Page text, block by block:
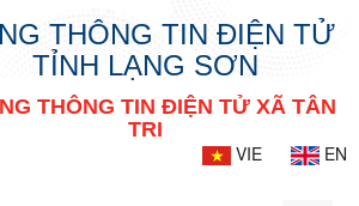
THÔNG TIN ĐIỆN TỬ
TỈNH LẠNG SƠN
THÔNG TIN ĐIỆN TỬ XÃ TÂN
TRI
VIE
EN